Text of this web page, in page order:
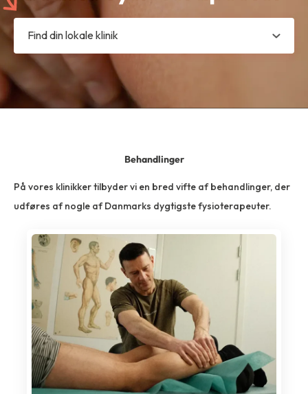
Find din lokale klinik
Behandlinger
På vores klinikker tilbyder vi en bred vifte af behandlinger, der
udføres af nogle af Danmarks dygtigste fysioterapeuter.